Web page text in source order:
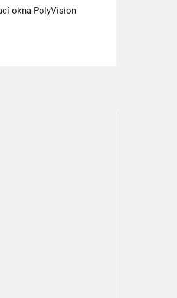
okna PolyVision